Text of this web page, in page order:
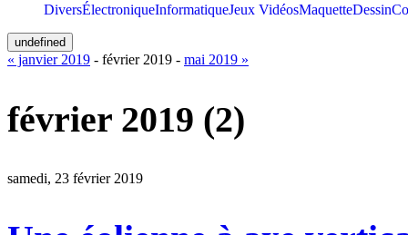
DiversÉlectroniqueInformatiqueJeux VidéosMaquetteDessin
undefined
« janvier 2019 - février 2019 - mai 2019 »
février 2019 (2)
samedi, 23 février 2019